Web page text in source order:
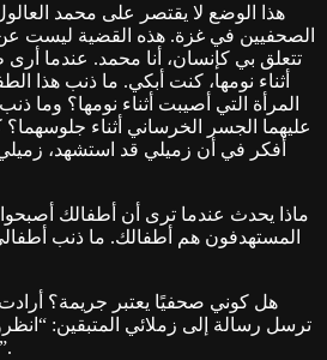
هذا الوضع لا يقتصر على محمد
الصحفيين في غزة. هذه القضية ليست
تتعلق بي كإنسان، أنا محمد. عندما أرى
أثناء نومها، كنت أبكي. ما ذنب هذا
المرأة التي أصيبت أثناء نومها؟ وما
عليهما الجسر الخرساني أثناء
أفكر في أن زميلي قد استشهد،
ماذا يحدث عندما ترى أن أطفالك
المستهدفون هم أطفالك. ما ذنب
هل كوني صحفيًا يعتبر جريمة؟ أرادت
ترسل رسالة إلى زملائي المتبقين:
العالول. توقفوا عن التصوير”.